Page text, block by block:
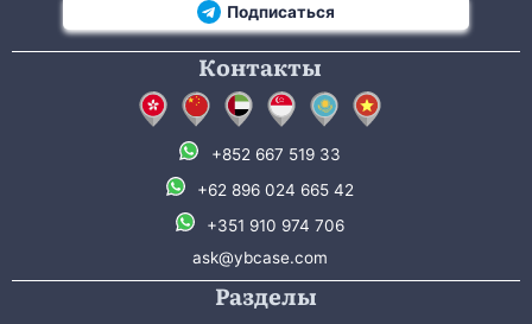
Подписаться
Контакты
+852 667 519 33
+62 896 024 665 42
+351 910 974 706
ask@ybcase.com
Разделы